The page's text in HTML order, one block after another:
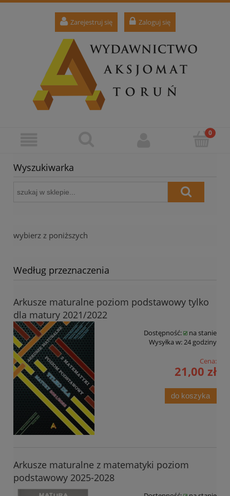
Zarejestruj się Zaloguj się
Wyszukiwarka
wybierz z poniższych
Według przeznaczenia
Arkusze maturalne poziom podstawowy tylko
dla matury 2021/2022
Dostępność:
na stanie
Wysyłka w: 24 godziny
Cena:
21,00 zł
do koszyka
Arkusze maturalne z matematyki poziom
podstawowy 2025-2028